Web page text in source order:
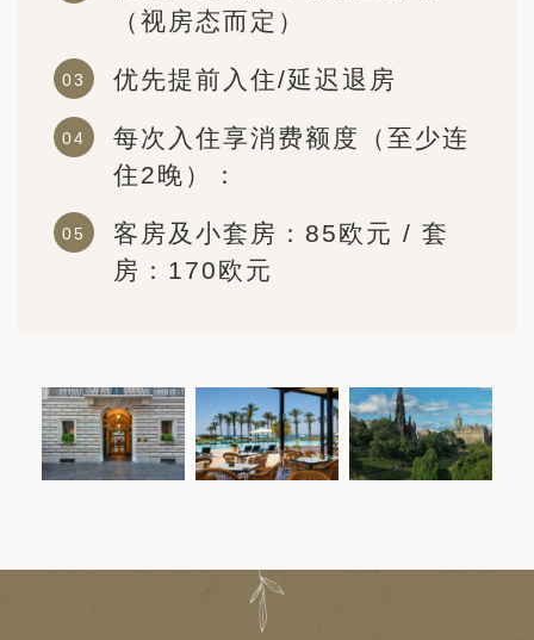
（视房态而定）
优先提前入住/延迟退房
每次入住享消费额度（至少连
住2晚）：
客房及小套房：85欧元 / 套
房：170欧元